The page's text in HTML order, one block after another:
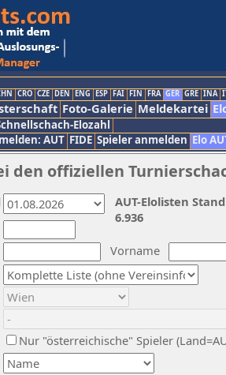
CRO CZE DEN ENG ESP FAI FIN FRA GER GRE INA
Foto-Galerie Meldekartei
Elozahl
AUT FIDE Spieler anmelden Elo
den offiziellen
Vorname
Nur "österreichische" Spieler
AUT-Elolisten
6.936